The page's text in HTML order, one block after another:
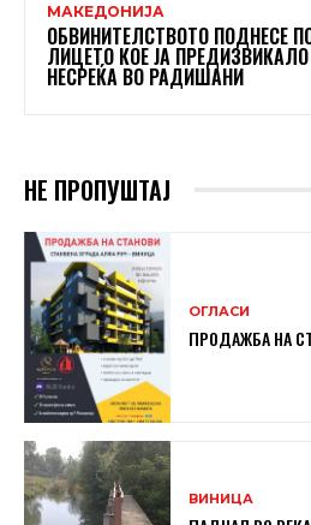
МАКЕДОНИЈА
ОБВИНИТЕЛСТВОТО ПОДНЕСЕ
ЛИЦЕТО КОЕ ЈА
НЕСРЕЌА ВО РАДИШАНИ
НЕ ПРОПУШТАЈ
ОГЛАСИ
ПРОДАЖБА НА
ВИНИЦА